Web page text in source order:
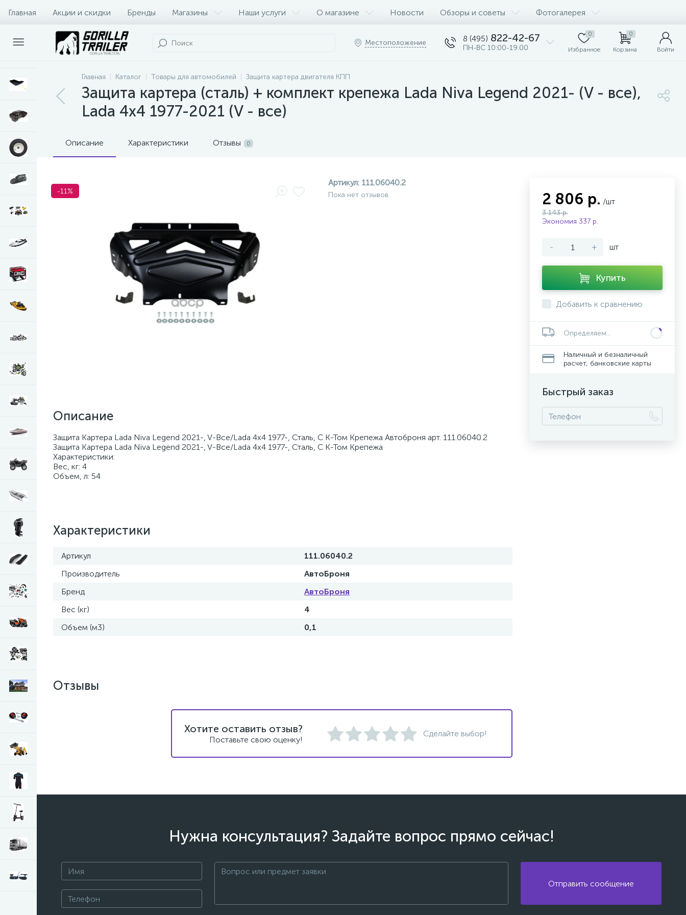
Главная Акции и скидки Бренды Магазины Наши услуги О магазине Новости Обзоры и советы Фотогалерея
Оплата и доставка Контакты
Местоположение 8 (495) 822-42-67
ПН-ВС 10:00-19:00
0
Избранное
0
Корзина Войти
Главная Каталог Товары для автомобилей Защита картера двигателя КПП
Защита картера (сталь) + комплект крепежа Lada Niva Legend 2021- (V - все),
Lada 4х4 1977-2021 (V - все)
Описание Характеристики Отзывы 0
-11%
Артикул: 111.06040.2
Пока нет отзывов
Описание
Защита Картера Lada Niva Legend 2021-, V-Все/Lada 4х4 1977-, Сталь, С К-Том Крепежа Автоброня арт. 111.06040.2
Защита Картера Lada Niva Legend 2021-, V-Все/Lada 4х4 1977-, Сталь, С К-Том Крепежа
Характеристики:
Вес, кг: 4
Объем, л: 54
Характеристики
Артикул
111.06040.2
Производитель
АвтоБроня
Бренд
АвтоБроня
Вес (кг)
4
Объем (м3)
0,1
2 806 р. /шт
3 143 р.
Экономия 337 р.
- + шт
Купить
Добавить к сравнению
Определяем...
Наличный и безналичный
расчет, банковские карты
Быстрый заказ
Отзывы
Хотите оставить отзыв?
Поставьте свою оценку!
Сделайте выбор!
Нужна консультация? Задайте вопрос прямо сейчас!
Отправить сообщение